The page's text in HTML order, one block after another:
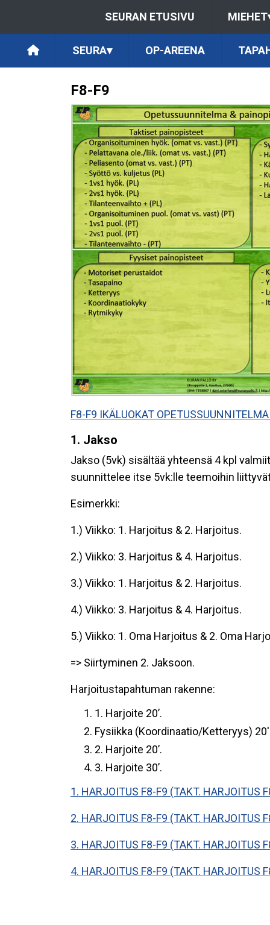
SEURAN ETUSIVU MIEHET
SEURA▾ OP-AREENA
F8-F9
F8-F9 IKÄLUOKAT
1. Jakso
Jakso (5vk) sisältää yhteensä 4 kpl
suunnittelee itse 5vk:lle teemoihin
Esimerkki:
1.) Viikko: 1. Harjoitus & 2. Harjoitus.
2.) Viikko: 3. Harjoitus & 4. Harjoitus.
3.) Viikko: 1. Harjoitus & 2. Harjoitus.
4.) Viikko: 3. Harjoitus & 4. Harjoitus.
5.) Viikko: 1. Oma Harjoitus & 2. Oma
=> Siirtyminen 2. Jaksoon.
Harjoitustapahtuman rakenne:
1. Harjoite 20’.
Fysiikka (Koordinaatio/Ketteryys)
2. Harjoite 20’.
3. Harjoite 30’.
1. HARJOITUS F8-F9 (TAKT. HARJOITUS
2. HARJOITUS F8-F9 (TAKT. HARJOITUS
3. HARJOITUS F8-F9 (TAKT. HARJOITUS
4. HARJOITUS F8-F9 (TAKT. HARJOITUS